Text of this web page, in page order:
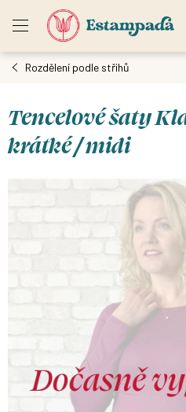
Rozdělení podle střihů
Tencelové šaty
krátké / midi